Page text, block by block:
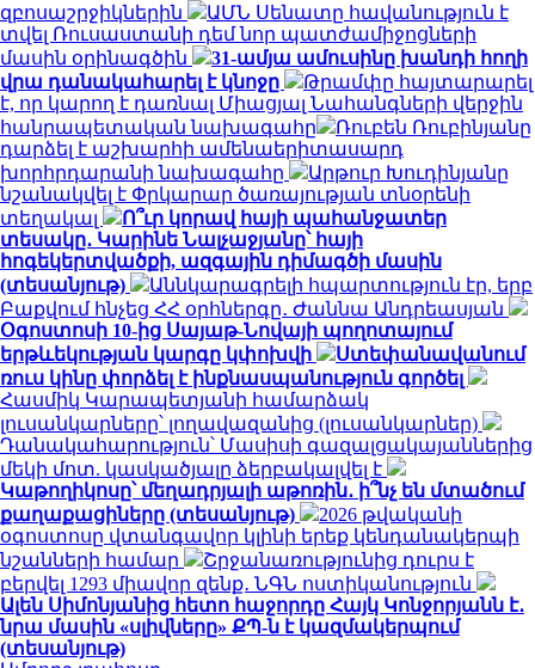
զբոսաշրջիկներին
ԱՄՆ Սենատը հավանություն է
տվել Ռուսաստանի դեմ նոր պատժամիջոցների
մասին օրինագծին
31-ամյա ամուսինը խանդի հողի
վրա դանակահարել է կնոջը
Թրամփը հայտարարել
է, որ կարող է դառնալ Միացյալ Նահանգների վերջին
հանրապետական ​​նախագահը
Ռուբեն Ռուբինյանը
դարձել է աշխարհի ամենաերիտասարդ
խորհրդարանի նախագահը
Արթուր Խուդինյանը
նշանակվել է Փրկարար ծառայության տնօրենի
տեղակալ
Ո՞ւր կորավ հայի պահանջատեր
տեսակը․ Կարինե Նալչաջյանը՝ հայի
հոգեկերտվածքի, ազգային դիմագծի մասին
(տեսանյութ)
Աննկարագրելի հպարտություն էր, երբ
Բաքվում հնչեց ՀՀ օրհներգը․ Ժաննա Անդրեասյան
Օգոստոսի 10-ից Սայաթ-Նովայի պողոտայում
երթևեկության կարգը կփոխվի
Ստեփանավանում
ռուս կինը փորձել է ինքնասպանություն գործել
Հասմիկ Կարապետյանի համարձակ
լուսանկարները՝ լողավազանից (լուսանկարներ)
Դանակահարություն՝ Մասիսի գազալցակայաններից
մեկի մոտ. կասկածյալը ձերբակալվել է
Կաթողիկոսը՝ մեղադրյալի աթոռին․ ի՞նչ են մտածում
քաղաքացիները (տեսանյութ)
2026 թվականի
օգոստոսը վտանգավոր կլինի երեք կենդանակերպի
նշանների համար
Շրջանառությունից դուրս է
բերվել 1293 միավոր զենք․ ՆԳՆ ոստիկանություն
Ալեն Սիմոնյանից հետո հաջորդը Հայկ Կոնջորյանն է․
նրա մասին «սլիվները» ՔՊ-ն է կազմակերպում
(տեսանյութ)